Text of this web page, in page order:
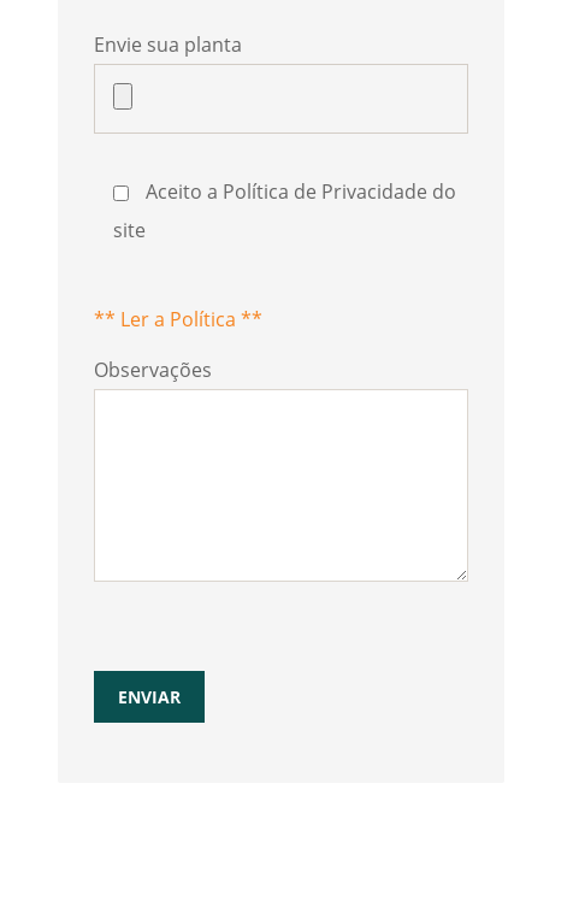
Envie sua planta
Aceito a Política de Privacidade do
site
** Ler a Política **
Observações